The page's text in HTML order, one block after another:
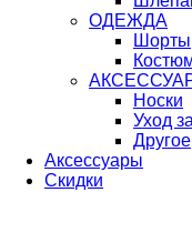
ОДЕЖДА
Шорты
Носки
Уход
Другое
Аксессуары
Скидки